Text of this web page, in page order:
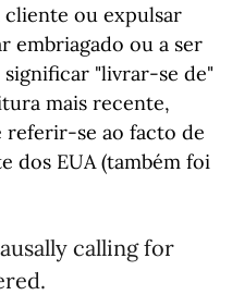
ou expulsar
embriagado ou a ser
"livrar-se de"
mais recente,
referir-se ao facto de
dos EUA (também foi
calling for